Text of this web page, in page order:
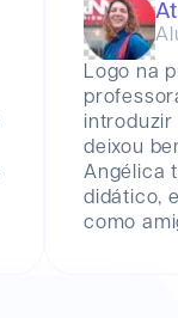
Logo na
introduzir
deixou
Angélica
didático,
como